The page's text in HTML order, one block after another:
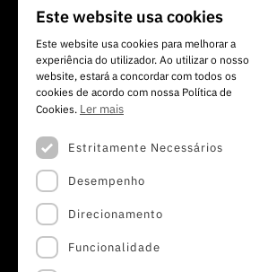
Av. do Brasil, 101
+351 213 924 300
PORTUGUESE
ENGLISH
Este website usa cookies
Este website usa cookies para melhorar a
experiência do utilizador. Ao utilizar o nosso
website, estará a concordar com todos os
cookies de acordo com nossa Política de
Cookies. Ler mais
Estritamente Necessários
Desempenho
Direcionamento
Funcionalidade